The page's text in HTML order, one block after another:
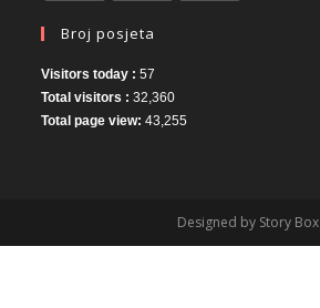
Broj posjeta
Visitors today :57
Total visitors :32,360
Total page view:43,255
Designed by Story Box